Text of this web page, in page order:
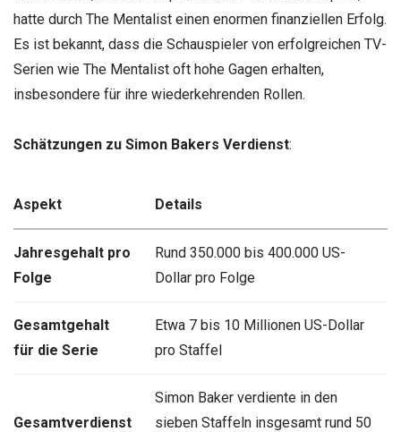
hatte durch The Mentalist einen enormen finanziellen Erfolg.
Es ist bekannt, dass die Schauspieler von erfolgreichen TV-
Serien wie The Mentalist oft hohe Gagen erhalten,
insbesondere für ihre wiederkehrenden Rollen.
Schätzungen zu Simon Bakers Verdienst:
Aspekt Details
Jahresgehalt pro
Folge
Rund 350.000 bis 400.000 US-
Dollar pro Folge
Gesamtgehalt
für die Serie
Etwa 7 bis 10 Millionen US-Dollar
pro Staffel
Gesamtverdienst
Simon Baker verdiente in den
sieben Staffeln insgesamt rund 50